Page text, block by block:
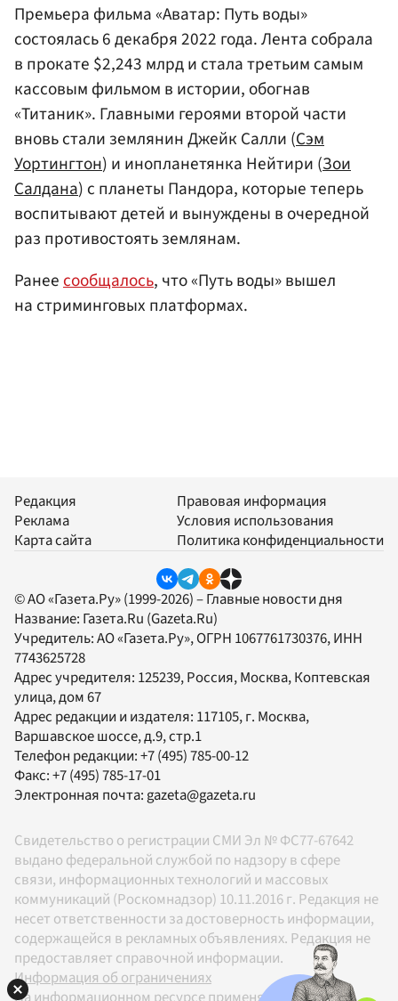
Премьера фильма «Аватар: Путь воды»
состоялась 6 декабря 2022 года. Лента собрала
в прокате $2,243 млрд и стала третьим самым
кассовым фильмом в истории, обогнав
«Титаник». Главными героями второй части
вновь стали землянин Джейк Салли (Сэм
Уортингтон) и инопланетянка Нейтири (Зои
Салдана) с планеты Пандора, которые теперь
воспитывают детей и вынуждены в очередной
раз противостоять землянам.
Ранеесообщалось, что «Путь воды» вышел
на стриминговых платформах.
Редакция
Реклама
Карта сайта
Правовая информация
Условия использования
Политика конфиденциальности
© АО «Газета.Ру» (1999-2026) – Главные новости дня
Название: Газета.Ru (Gazeta.Ru)
Учредитель:АО «Газета.Ру», ОГРН 1067761730376, ИНН
7743625728
Адрес учредителя: 125239, Россия, Москва, Коптевская
улица, дом 67
Адрес редакции и издателя: 117105, г. Москва,
Варшавское шоссе, д.9, стр.1
Телефон редакции:+7 (495) 785-00-12
Факс:+7 (495) 785-17-01
Электронная почта:gazeta@gazeta.ru
Свидетельство о регистрации СМИ Эл № ФС77-67642
выдано федеральной службой по надзору в сфере
связи, информационных технологий и массовых
коммуникаций (Роскомнадзор) 10.11.2016 г. Редакция не
несет ответственности за достоверность информации,
содержащейся в рекламных объявлениях. Редакция не
предоставляет справочной информации.
Информация об ограничениях